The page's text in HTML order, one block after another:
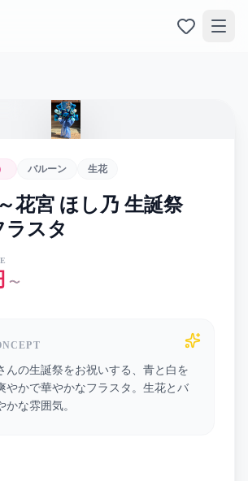
バルーン 生花
花宮 ほし乃 生誕祭
ラスタ
〜
んの生誕祭をお祝いする、青と白を
やかで華やかなフラスタ。生花とバ
かな雰囲気。